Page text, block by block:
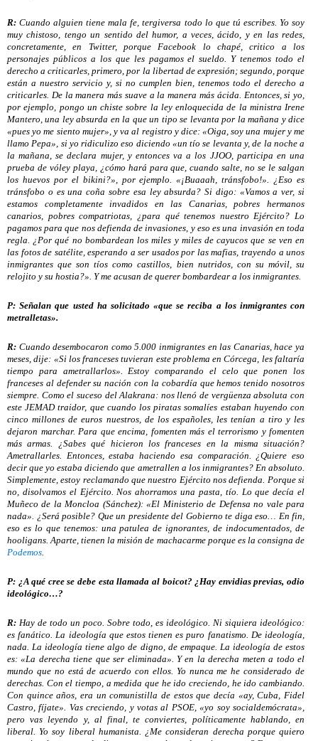
R:Cuando alguien tiene mala fe, tergiversa todo lo que tú escribes. Yo soy
muy chistoso, tengo un sentido del humor, a veces, ácido, y en las redes,
concretamente, en Twitter, porque Facebook lo chapé, critico a los
personajes públicos a los que les pagamos el sueldo. Y tenemos todo el
derecho a criticarles, primero, por la libertad de expresión; segundo, porque
están a nuestro servicio y, si no cumplen bien, tenemos todo el derecho a
criticarles. De la manera más suave a la manera más ácida. Entonces, si yo,
por ejemplo, pongo un chiste sobre la ley enloquecida de la ministra Irene
Mantero, una ley absurda en la que un tipo se levanta por la mañana y dice
«pues yo me siento mujer», y va al registro y dice: «Oiga, soy una mujer y me
llamo Pepa», si yo ridiculizo eso diciendo «un tío se levanta y, de la noche a
la mañana, se declara mujer, y entonces va a los JJOO, participa en una
prueba de vóley playa, ¿cómo hará para que, cuando salte, no se le salgan
los huevos por el bikini?», por ejemplo. «¡Buaaah, tránsfobo!». ¿Eso es
tránsfobo o es una coña sobre esa ley absurda? Si digo: «Vamos a ver, si
estamos completamente invadidos en las Canarias, pobres hermanos
canarios, pobres compatriotas, ¿para qué tenemos nuestro Ejército? Lo
pagamos para que nos defienda de invasiones, y eso es una invasión en toda
regla. ¿Por qué no bombardean los miles y miles de cayucos que se ven en
las fotos de satélite, esperando a ser usados por las mafias, trayendo a unos
inmigrantes que son tíos como castillos, bien nutridos, con su móvil, su
relojito y su hostia?». Y me acusan de querer bombardear a los inmigrantes.
P: Señalan que usted ha solicitado «que se reciba a los inmigrantes con
metralletas».
R: Cuando desembocaron como 5.000 inmigrantes en las Canarias, hace ya
meses, dije: «Si los franceses tuvieran este problema en Córcega, les faltaría
tiempo para ametrallarlos». Estoy comparando el celo que ponen los
franceses al defender su nación con la cobardía que hemos tenido nosotros
siempre. Como el suceso del Alakrana: nos llenó de vergüenza absoluta con
este JEMAD traidor, que cuando los piratas somalíes estaban huyendo con
cinco millones de euros nuestros, de los españoles, les tenían a tiro y les
dejaron marchar. Para que encima, fomenten más el terrorismo y fomenten
más armas. ¿Sabes qué hicieron los franceses en la misma situación?
Ametrallarles. Entonces, estaba haciendo esa comparación. ¿Quiere eso
decir que yo estaba diciendo que ametrallen a los inmigrantes? En absoluto.
Simplemente, estoy reclamando que nuestro Ejército nos defienda. Porque si
no, disolvamos el Ejército. Nos ahorramos una pasta, tío. Lo que decía el
Muñeco de la Moncloa (Sánchez): «El Ministerio de Defensa no vale para
nada». ¿Será posible? Que un presidente del Gobierno te diga eso… En fin,
eso es lo que tenemos: una patulea de ignorantes, de indocumentados, de
hooligans. Aparte, tienen la misión de machacarme porque es la consigna de
Podemos
P: ¿A qué cree se debe esta llamada al boicot? ¿Hay envidias previas, odio
ideológico…?
R: Hay de todo un poco. Sobre todo, es ideológico. Ni siquiera ideológico:
es fanático. La ideología que estos tienen es puro fanatismo. De ideología,
nada. La ideología tiene algo de digno, de empaque. La ideología de estos
es: «La derecha tiene que ser eliminada». Y en la derecha meten a todo el
mundo que no está de acuerdo con ellos. Yo nunca me he considerado de
derechas. Con el tiempo, a medida que he ido creciendo, he ido cambiando.
Con quince años, era un comunistilla de estos que decía «ay, Cuba, Fidel
Castro, fíjate». Vas creciendo, y votas al PSOE, «yo soy socialdemócrata»,
pero vas leyendo y, al final, te conviertes, políticamente hablando, en
liberal. Yo soy liberal humanista. ¿Me consideran derecha porque quiero